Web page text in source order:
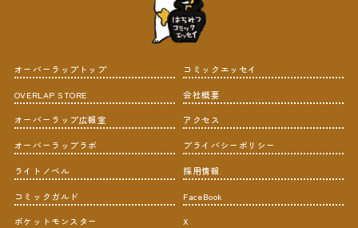
オーバーラップトップ
OVERLAP STORE
オーバーラップ広報室
オーバーラップラボ
ライトノベル
コミックガルド
ポケットモンスター
コミックエッセイ
会社概要
アクセス
プライバシーポリシー
採用情報
FaceBook
X